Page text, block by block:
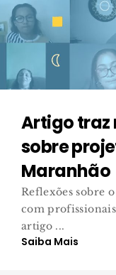
Artigo traz
sobre
Maranhão
Reflexões sobre
com profissionais
artigo ...
Saiba Mais